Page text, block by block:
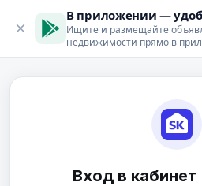
В приложении —
Ищите и размещайте
недвижимости прямо в
Вход в